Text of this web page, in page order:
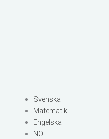
Svenska
Matematik
Engelska
NO